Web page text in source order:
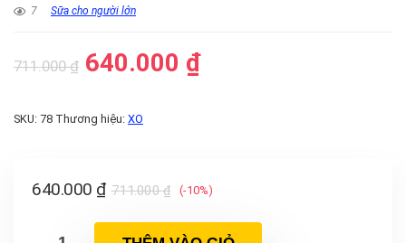
7 Sữa cho người lớn
711.000₫ 640.000 ₫
SKU: 78 Thương hiệu: XO
711.000₫
640.000 ₫ (-10%)